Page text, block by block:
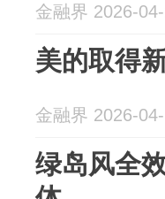
金融界 2026-
美的取得
金融界 2026-
绿岛风全